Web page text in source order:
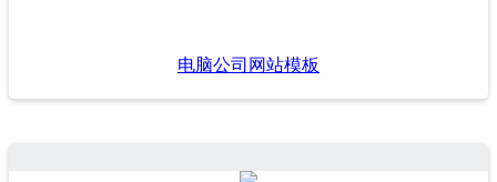
电脑公司网站模板